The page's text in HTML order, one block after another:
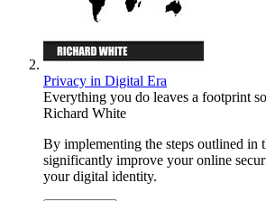
Privacy in Digital Era
Everything you do leaves a footprint
Richard White
By implementing the steps outlined in
significantly improve your online
your digital identity.